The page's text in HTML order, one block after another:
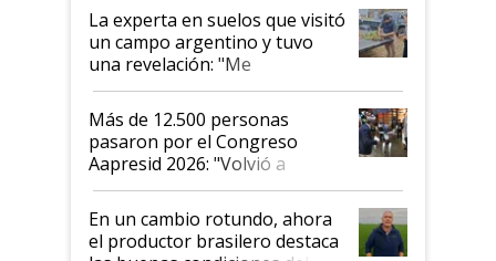
La experta en suelos que visitó
un campo argentino y tuvo
una revelación: "Me
impresionó mucho"
Más de 12.500 personas
pasaron por el Congreso
Aapresid 2026: "Volvió a
demostrar que hablar del
suelo es hablar de todo el
sistema productivo"
En un cambio rotundo, ahora
el productor brasilero destaca